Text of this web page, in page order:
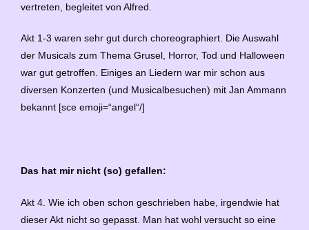
vertreten, begleitet von Alfred.
Akt 1-3 waren sehr gut durch choreographiert. Die Auswahl
der Musicals zum Thema Grusel, Horror, Tod und Halloween
war gut getroffen. Einiges an Liedern war mir schon aus
diversen Konzerten (und Musicalbesuchen) mit Jan Ammann
bekannt [sce emoji=“angel“/]
Das hat mir nicht (so) gefallen:
Akt 4. Wie ich oben schon geschrieben habe, irgendwie hat
dieser Akt nicht so gepasst. Man hat wohl versucht so eine